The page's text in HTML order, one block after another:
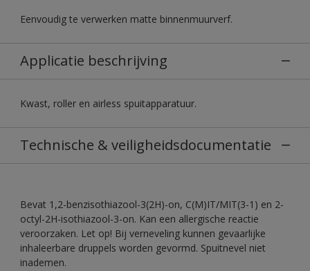
Eenvoudig te verwerken matte binnenmuurverf.
Applicatie beschrijving
Kwast, roller en airless spuitapparatuur.
Technische & veiligheidsdocumentatie
Bevat 1,2-benzisothiazool-3(2H)-on, C(M)IT/MIT(3-1) en 2-
octyl-2H-isothiazool-3-on. Kan een allergische reactie
veroorzaken. Let op! Bij verneveling kunnen gevaarlijke
inhaleerbare druppels worden gevormd. Spuitnevel niet
inademen.